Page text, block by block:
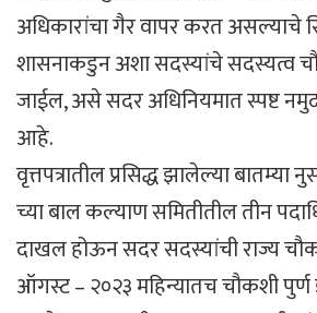
अधिकारांचा गैर वापर करत असल्याचे
शासनाकडुन अशा सदस्यांचे सदस्यत्व
जाईल, असे सदर अधिनियमात स्पष्ट
आहे.
वृत्तपत्रातील प्रसिद्ध झालेल्या
च्या बाल कल्याण समितीतील तीन
दाखल होऊन सदर सदस्यांची राज्य
ऑगस्ट – २०२३ महिन्यातच चौकशी